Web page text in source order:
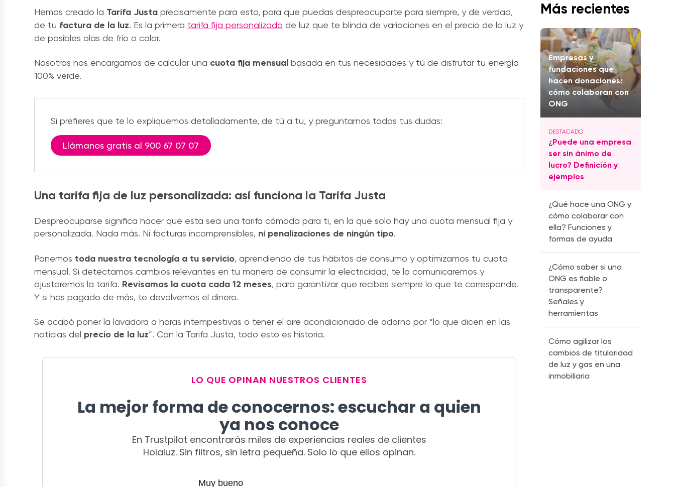
Hemos creado la Tarifa Justa precisamente para esto, para que puedas despreocuparte para siempre, y de verdad,
de tu factura de la luz. Es la primera tarifa fija personalizada de luz que te blinda de variaciones en el precio de la luz y
de posibles olas de frío o calor.
Nosotros nos encargamos de calcular una cuota fija mensual basada en tus necesidades y tú de disfrutar tu energía
100% verde.
Si prefieres que te lo expliquemos detalladamente, de tú a tu, y preguntarnos todas tus dudas:
Llámanos gratis al 900 67 07 07
Una tarifa fija de luz personalizada: así funciona la Tarifa Justa
Despreocuparse significa hacer que esta sea una tarifa cómoda para ti, en la que solo hay una cuota mensual fija y
personalizada. Nada más. Ni facturas incomprensibles, ni penalizaciones de ningún tipo.
Ponemos toda nuestra tecnología a tu servicio, aprendiendo de tus hábitos de consumo y optimizamos tu cuota
mensual. Si detectamos cambios relevantes en tu manera de consumir la electricidad, te lo comunicaremos y
ajustaremos la tarifa. Revisamos la cuota cada 12 meses, para garantizar que recibes siempre lo que te corresponde.
Y si has pagado de más, te devolvemos el dinero.
Se acabó poner la lavadora a horas intempestivas o tener el aire acondicionado de adorno por “lo que dicen en las
noticias del precio de la luz”. Con la Tarifa Justa, todo esto es historia.
LO QUE OPINAN NUESTROS CLIENTES
La mejor forma de conocernos: escuchar a quien
ya nos conoce
En Trustpilot encontrarás miles de experiencias reales de clientes
Holaluz. Sin filtros, sin letra pequeña. Solo lo que ellos opinan.
Más recientes
Empresas y
fundaciones que
hacen donaciones:
cómo colaboran con
ONG
¿Puede una empresa
ser sin ánimo de
lucro? Definición y
ejemplos
¿Qué hace una ONG y
cómo colaborar con
ella? Funciones y
formas de ayuda
¿Cómo saber si una
ONG es fiable o
transparente?
Señales y
herramientas
Cómo agilizar los
cambios de titularidad
de luz y gas en una
inmobiliaria